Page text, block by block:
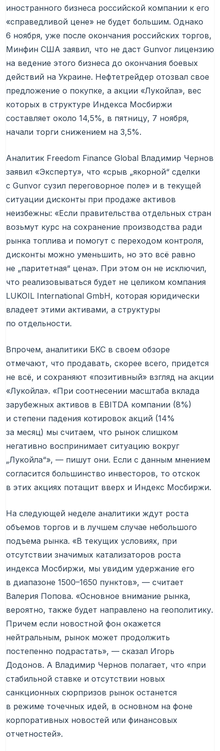
иностранного бизнеса российской компании к его
«справедливой цене» не будет большим. Однако
6 ноября, уже после окончания российских торгов,
Минфин США заявил, что не даст Gunvor лицензию
на ведение этого бизнеса до окончания боевых
действий на Украине. Нефтетрейдер отозвал свое
предложение о покупке, а акции «Лукойла», вес
которых в структуре Индекса Мосбиржи
составляет около 14,5%, в пятницу, 7 ноября,
начали торги снижением на 3,5%.
Аналитик Freedom Finance Global Владимир Чернов
заявил «Эксперту», что «срыв „якорной“ сделки
с Gunvor сузил переговорное поле» и в текущей
ситуации дисконты при продаже активов
неизбежны: «Если правительства отдельных стран
возьмут курс на сохранение производства ради
рынка топлива и помогут с переходом контроля,
дисконты можно уменьшить, но это всё равно
не „паритетная“ цена». При этом он не исключил,
что реализовываться будет не целиком компания
LUKOIL International GmbH, которая юридически
владеет этими активами, а структуры
по отдельности.
Впрочем, аналитики БКС в своем обзоре
отмечают, что продавать, скорее всего, придется
не всё, и сохраняют «позитивный» взгляд на акции
«Лукойла». «При соотнесении масштаба вклада
зарубежных активов в EBITDA компании (8%)
и степени падения котировок акций (14%
за месяц) мы считаем, что рынок слишком
негативно воспринимает ситуацию вокруг
„Лукойла“», — пишут они. Если с данным мнением
согласится большинство инвесторов, то отскок
в этих акциях потащит вверх и Индекс Мосбиржи.
На следующей неделе аналитики ждут роста
объемов торгов и в лучшем случае небольшого
подъема рынка. «В текущих условиях, при
отсутствии значимых катализаторов роста
индекса Мосбиржи, мы увидим удержание его
в диапазоне 1500–1650 пунктов», — считает
Валерия Попова. «Основное внимание рынка,
вероятно, также будет направлено на геополитику.
Причем если новостной фон окажется
нейтральным, рынок может продолжить
постепенно подрастать», — сказал Игорь
Додонов. А Владимир Чернов полагает, что «при
стабильной ставке и отсутствии новых
санкционных сюрпризов рынок останется
в режиме точечных идей, в основном на фоне
корпоративных новостей или финансовых
отчетностей».